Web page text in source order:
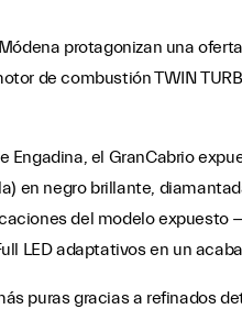
protagonizan una
de combustión TWIN
Engadina, el GranCabrio
en negro brillante,
del modelo expuesto
LED adaptativos en un
puras gracias a refinados